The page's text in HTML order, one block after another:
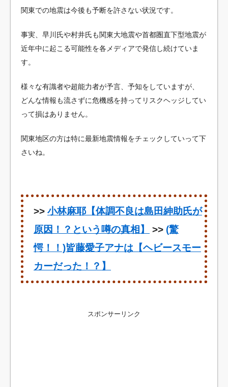
関東での地震は今後も予断を許さない状況です。
事実、早川氏や村井氏も関東大地震や首都圏直下型地震が
近年中に起こる可能性を各メディアで発信し続けていま
す。
様々な有識者や超能力者が予言、予知をしていますが、
どんな情報も流さずに危機感を持ってリスクヘッジしてい
って損はありません。
関東地区の方は特に最新地震情報をチェックしていって下
さいね。
>> 小林麻耶【体調不良は島田紳助氏が
原因！？という噂の真相】
>> (驚
愕！！)皆藤愛子アナは【ヘビースモー
カーだった！？】
スポンサーリンク